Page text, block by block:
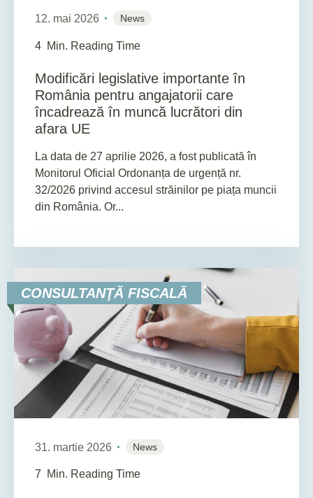
12. mai 2026 News
4 Min. Reading Time
Modificări legislative importante în
România pentru angajatorii care
încadrează în muncă lucrători din
afara UE
La data de 27 aprilie 2026, a fost publicată în
Monitorul Oficial Ordonanța de urgență nr.
32/2026 privind accesul străinilor pe piața muncii
din România. Or...
CONSULTANŢĂ FISCALĂ
31. martie 2026 News
7 Min. Reading Time